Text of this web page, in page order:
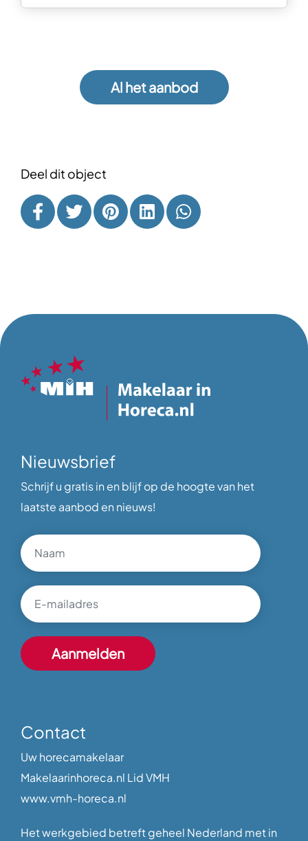
Al het aanbod
Deel dit object
Nieuwsbrief
Schrijf u gratis in en blijf op de hoogte van het
laatste aanbod en nieuws!
Contact
Uw horecamakelaar
Makelaarinhoreca.nl Lid VMH
www.vmh-horeca.nl
Het werkgebied betreft geheel Nederland met in